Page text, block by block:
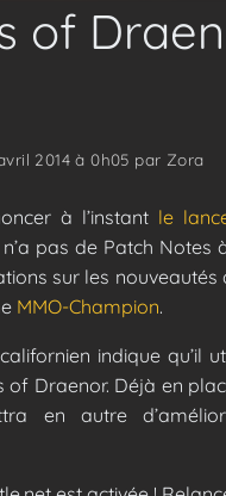
of
2014 à 0h05 par Zora
à l’instant le
pas de Patch
sur les nouveautés
MMO-Champion.
indique qu’il
Draenor. Déjà en
en autre